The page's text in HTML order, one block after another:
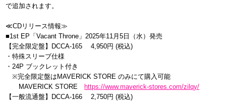
で追加されます。
≪CDリリース情報≫
■1st EP「Vacant Throne」2025年11月5日（水）発売
【完全限定盤】DCCA-165 4,950円 (税込)
・特殊スリーブ仕様
・24P ブックレット付き
※完全限定盤はMAVERICK STORE のみにて購入可能
MAVERICK STORE
https://www.maverick-stores.com/zilqy/
【一般流通盤】DCCA-166 2,750円 (税込)